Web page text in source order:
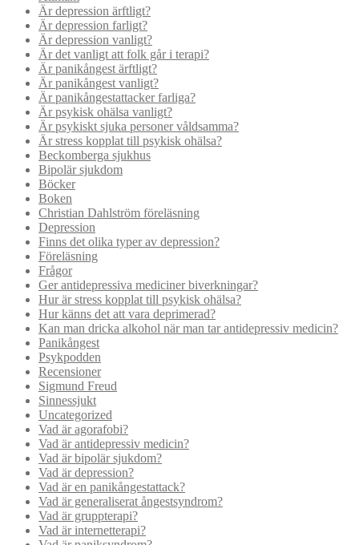
Är depression ärftligt?
Är depression farligt?
Är depression vanligt?
Är det vanligt att folk går i terapi?
Är panikångest ärftligt?
Är panikångest vanligt?
Är panikångestattacker farliga?
Är psykisk ohälsa vanligt?
Är psykiskt sjuka personer våldsamma?
Är stress kopplat till psykisk ohälsa?
Beckomberga sjukhus
Bipolär sjukdom
Böcker
Boken
Christian Dahlström föreläsning
Depression
Finns det olika typer av depression?
Föreläsning
Frågor
Ger antidepressiva mediciner biverkningar?
Hur är stress kopplat till psykisk ohälsa?
Hur känns det att vara deprimerad?
Kan man dricka alkohol när man tar antidepressiv medicin?
Panikångest
Psykpodden
Recensioner
Sigmund Freud
Sinnessjukt
Uncategorized
Vad är agorafobi?
Vad är antidepressiv medicin?
Vad är bipolär sjukdom?
Vad är depression?
Vad är en panikångestattack?
Vad är generaliserat ångestsyndrom?
Vad är gruppterapi?
Vad är internetterapi?